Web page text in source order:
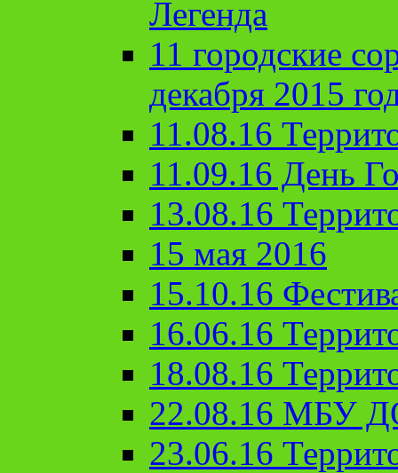
Легенда
11 городские
декабря 2015
11.08.16
11.09.16 День
13.08.16
15 мая 2016
15.10.16
16.06.16
18.08.16
22.08.16 МБУ
23.06.16